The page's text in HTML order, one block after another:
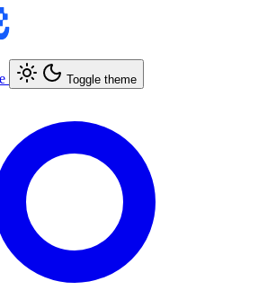
Toggle theme